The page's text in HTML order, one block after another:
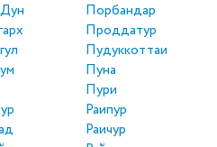
Порбандар
Проддатур
Пудуккоттаи
Пуна
Пури
Раипур
Раичур